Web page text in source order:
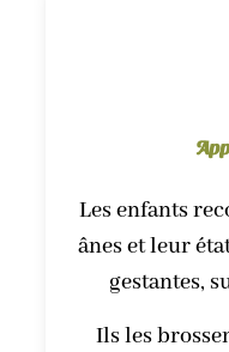
Les enfants
ânes et leur
gestantes,
Ils les